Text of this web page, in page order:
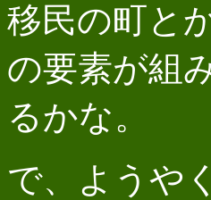
移民の町と
の要素が組
るかな。
で、ようや